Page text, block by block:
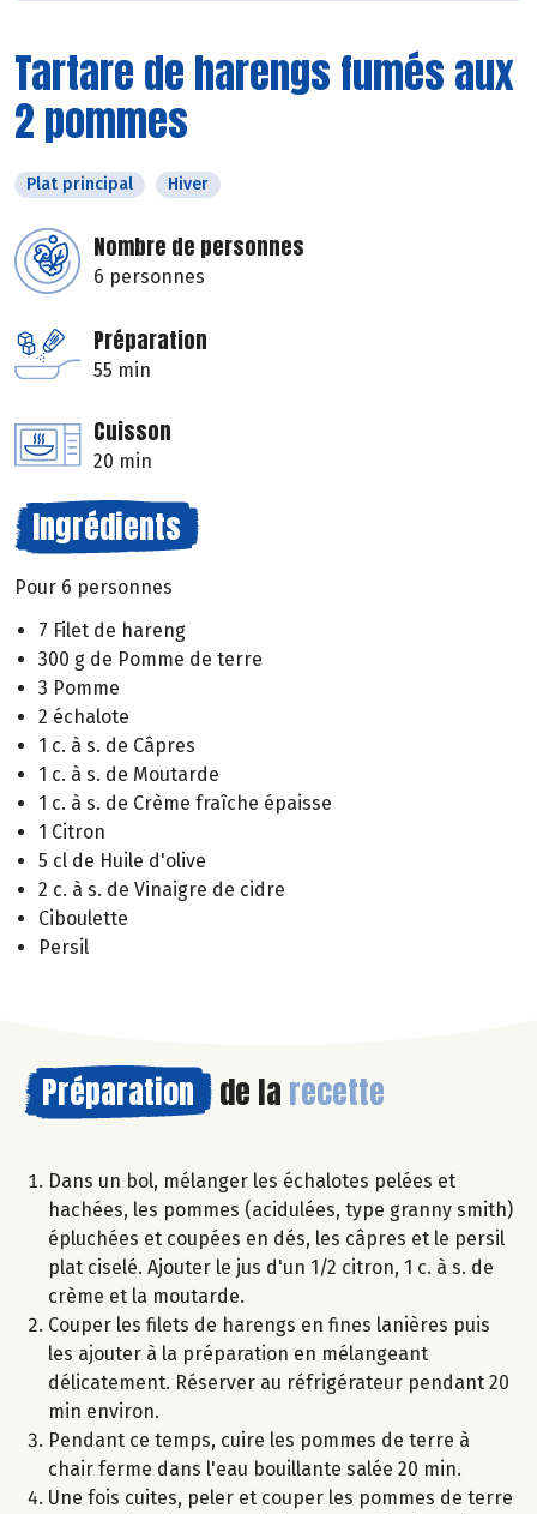
Tartare de harengs fumés aux
2 pommes
Plat principal Hiver
Nombre de personnes
6 personnes
Préparation
55 min
Cuisson
20 min
Ingrédients
Pour 6 personnes
7 Filet de hareng
300 g de Pomme de terre
3 Pomme
2 échalote
1 c. à s. de Câpres
1 c. à s. de Moutarde
1 c. à s. de Crème fraîche épaisse
1 Citron
5 cl de Huile d'olive
2 c. à s. de Vinaigre de cidre
Ciboulette
Persil
Préparation de la recette
Dans un bol, mélanger les échalotes pelées et
hachées, les pommes (acidulées, type granny smith)
épluchées et coupées en dés, les câpres et le persil
plat ciselé. Ajouter le jus d'un 1/2 citron, 1 c. à s. de
crème et la moutarde.
Couper les filets de harengs en fines lanières puis
les ajouter à la préparation en mélangeant
délicatement. Réserver au réfrigérateur pendant 20
min environ.
Pendant ce temps, cuire les pommes de terre à
chair ferme dans l'eau bouillante salée 20 min.
Une fois cuites, peler et couper les pommes de terre